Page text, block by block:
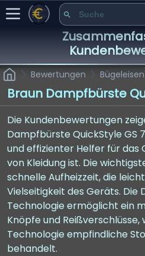
Bewertungen Bügeleisen
Braun Dampfbürste
Die Kundenbewertungen
Dampfbürste QuickStyle GS
und effizienter Helfer für das
von Kleidung ist. Die
schnelle Aufheizzeit, die
Vielseitigkeit des Geräts. Die
Technologie ermöglicht ein
Knöpfe und
Technologie empfindliche
behandelt.